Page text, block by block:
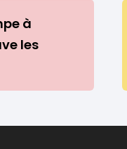
à
les